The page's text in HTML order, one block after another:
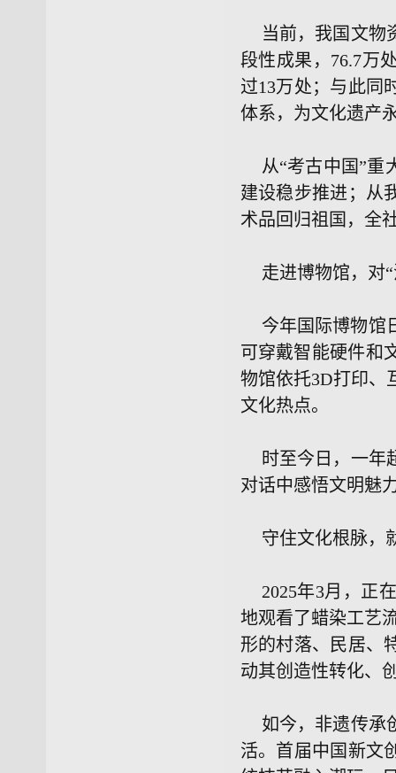
当前，我国文物
段性成果，76.7万
过13万处；与此同
体系，为文化遗产
从“考古中国”重
建设稳步推进；从
术品回归祖国，全
走进博物馆，对
今年国际博物馆
可穿戴智能硬件和
物馆依托3D打印、
文化热点。
时至今日，一年
对话中感悟文明魅
守住文化根脉，
2025年3月，正
地观看了蜡染工艺
形的村落、民居、
动其创造性转化、
如今，非遗传承
活。首届中国新文